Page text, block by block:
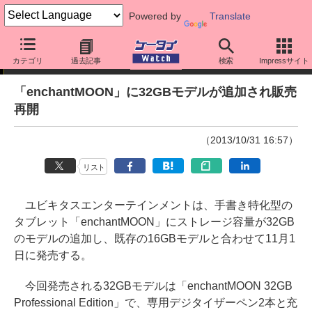
Powered by Translate
カテゴリ 過去記事 検索 Impressサイト
ニュース
「enchantMOON」に32GBモデルが追加され販売
再開
（2013/10/31 16:57）
リスト
ユビキタスエンターテインメントは、手書き特化型の
タブレット「enchantMOON」にストレージ容量が32GB
のモデルの追加し、既存の16GBモデルと合わせて11月1
日に発売する。
今回発売される32GBモデルは「enchantMOON 32GB
Professional Edition」で、専用デジタイザーペン2本と充